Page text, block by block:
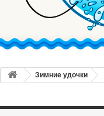
Зимние удочки